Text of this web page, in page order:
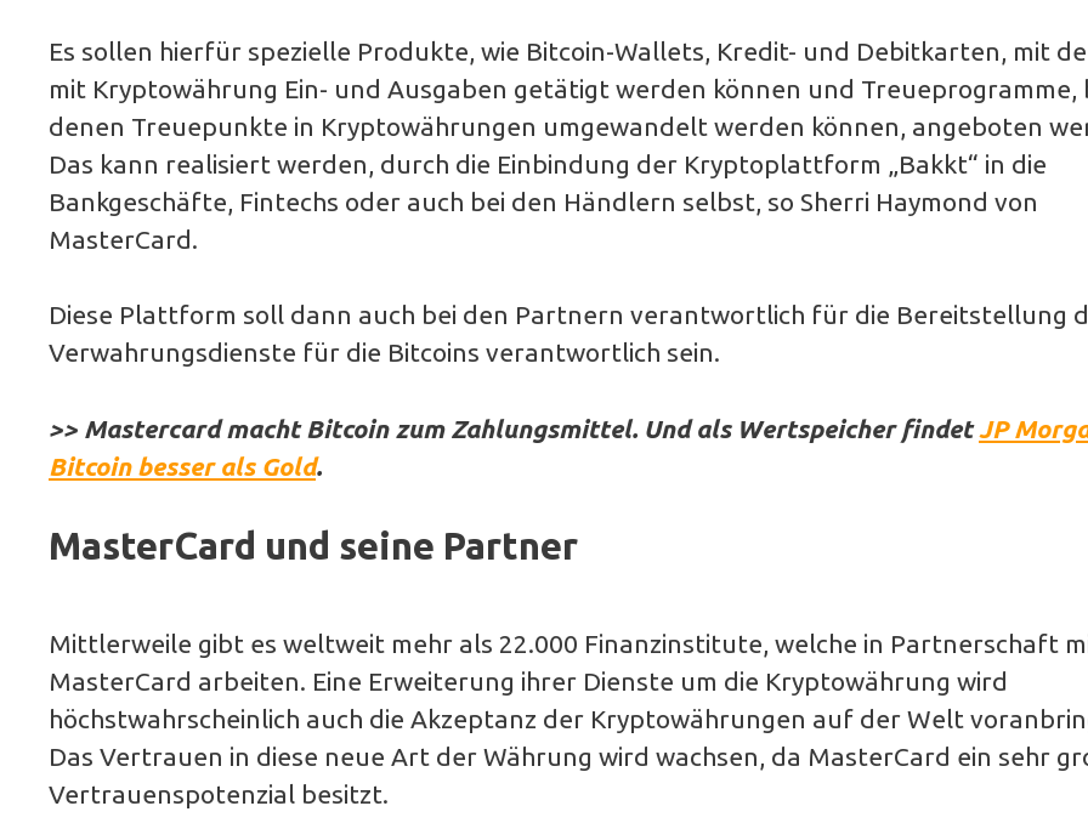
Es sollen hierfür spezielle Produkte, wie Bitcoin-Wallets, Kredit- und Debitkarten, mit
mit Kryptowährung Ein- und Ausgaben getätigt werden können und Treueprogramme,
denen Treuepunkte in Kryptowährungen umgewandelt werden können, angeboten
Das kann realisiert werden, durch die Einbindung der Kryptoplattform „Bakkt“ in die
Bankgeschäfte, Fintechs oder auch bei den Händlern selbst, so Sherri Haymond von
MasterCard.
Diese Plattform soll dann auch bei den Partnern verantwortlich für die Bereitstellung
Verwahrungsdienste für die Bitcoins verantwortlich sein.
>> Mastercard macht Bitcoin zum Zahlungsmittel. Und als Wertspeicher findetJP
Bitcoin besser als Gold.
MasterCard und seine Partner
Mittlerweile gibt es weltweit mehr als 22.000 Finanzinstitute, welche in Partnerschaft
MasterCard arbeiten. Eine Erweiterung ihrer Dienste um die Kryptowährung wird
höchstwahrscheinlich auch die Akzeptanz der Kryptowährungen auf der Welt
Das Vertrauen in diese neue Art der Währung wird wachsen, da MasterCard ein sehr
Vertrauenspotenzial besitzt.